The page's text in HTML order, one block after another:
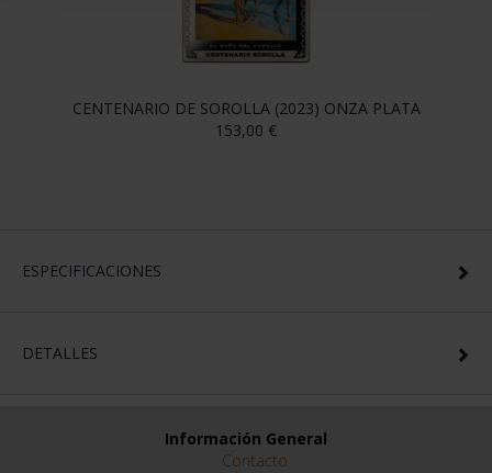
CENTENARIO DE SOROLLA (2023) ONZA PLATA
153,00 €
ESPECIFICACIONES
DETALLES
Información General
Contacto